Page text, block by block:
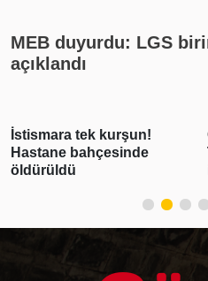
MEB duyurdu: LGS
açıklandı
Çinli arkeologlar,
Türkiye'de Neolitik Çağ'ın
izini sürüyor